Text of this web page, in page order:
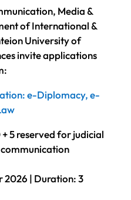
Media &
of International &
University of
invite applications
e-Diplomacy, e-
5 reserved for judicial
2026 | Duration: 3